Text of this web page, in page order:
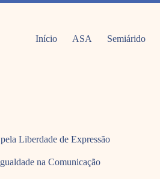
Início ASA Semiárido
Liberdade de Expressão
na Comunicação